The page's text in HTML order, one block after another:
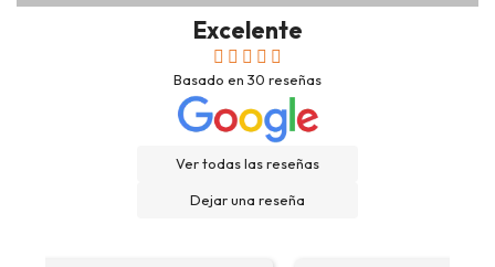
Excelente
Basado en 30 reseñas
Ver todas las reseñas
Dejar una reseña